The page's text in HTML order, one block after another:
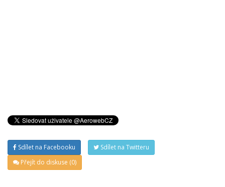
Sdílet na Facebooku
Sdílet na Twitteru
Přejít do diskuse (0)